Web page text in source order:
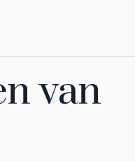
van